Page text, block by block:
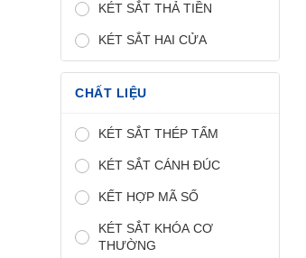
KÉT SẮT THẢ TIỀN
KÉT SẮT HAI CỬA
CHẤT LIỆU
KÉT SẮT THÉP TẤM
KÉT SẮT CÁNH ĐÚC
KẾT HỢP MÃ SỐ
KÉT SẮT KHÓA CƠ
THƯỜNG